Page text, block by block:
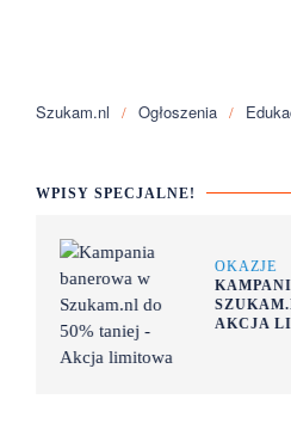
Szukam.nl Ogłoszenia
WPISY SPECJALNE!
OKAZJE
AKCJA